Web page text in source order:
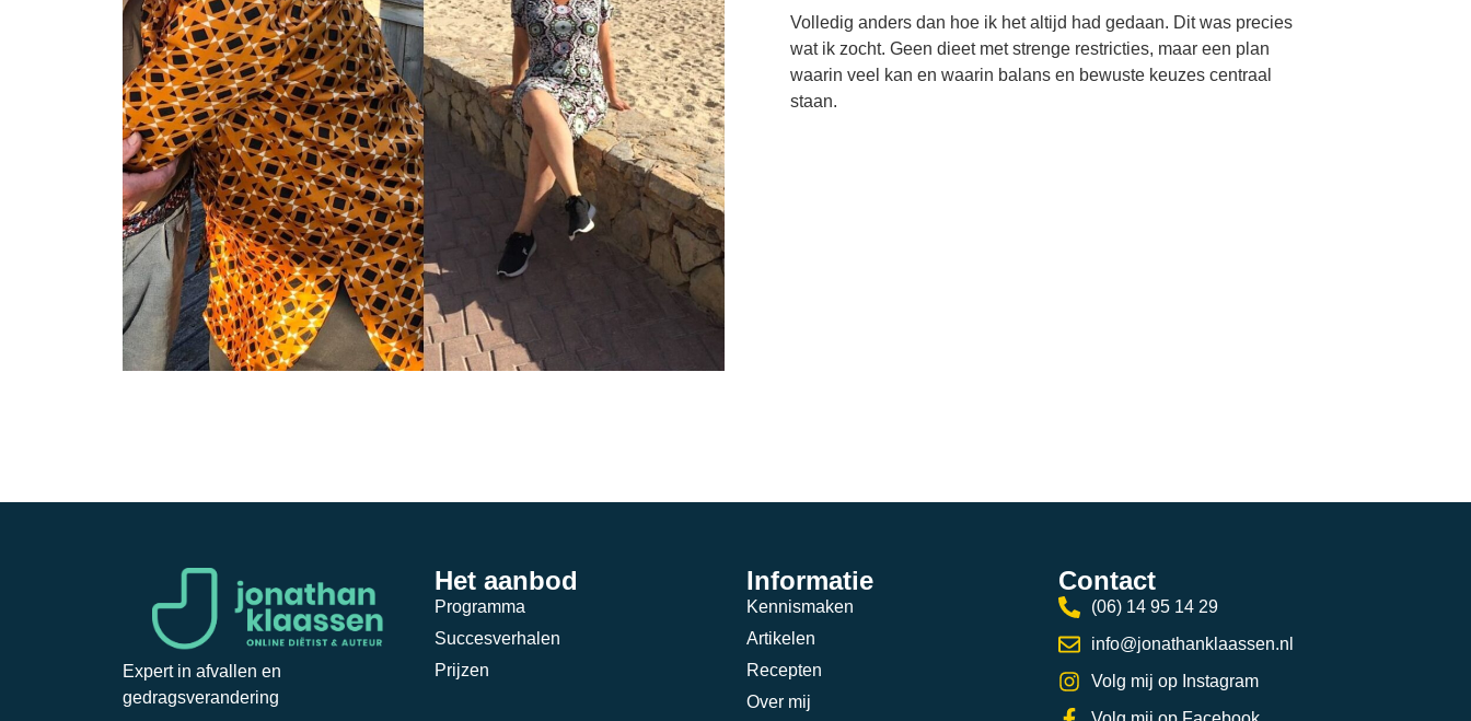
Volledig anders dan hoe ik het altijd had gedaan. Dit was precies
wat ik zocht. Geen dieet met strenge restricties, maar een plan
waarin veel kan en waarin balans en bewuste keuzes centraal
staan.
Expert in afvallen en
gedragsverandering
Het aanbod
Programma
Succesverhalen
Prijzen
Informatie
Kennismaken
Artikelen
Recepten
Over mij
Contact
(06) 14 95 14 29
info@jonathanklaassen.nl
Volg mij op Instagram